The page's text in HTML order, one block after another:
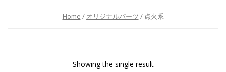
Home / オリジナルパーツ / 点火系
Showing the single result